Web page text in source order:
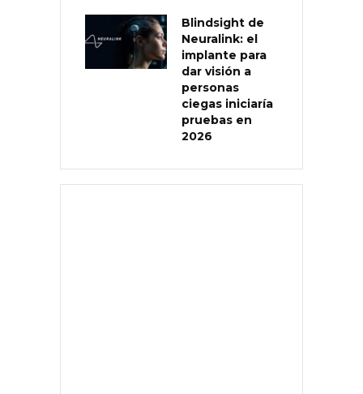
Blindsight de
Neuralink: el
implante para
dar visión a
personas
ciegas iniciaría
pruebas en
2026